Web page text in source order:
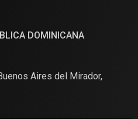
DOMINICANA
Aires del Mirador,